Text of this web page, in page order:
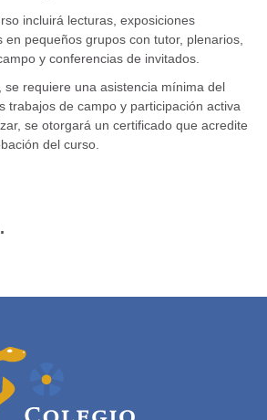
incluirá lecturas, exposiciones
en pequeños grupos con tutor, plenarios,
y conferencias de invitados.
se requiere una asistencia mínima del
trabajos de campo y participación activa
se otorgará un certificado que acredite
del curso.